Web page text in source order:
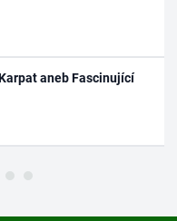
aneb Fascinující